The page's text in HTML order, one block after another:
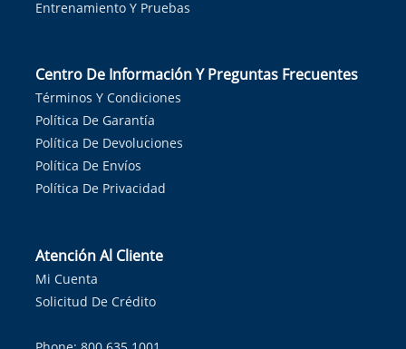
Entrenamiento Y Pruebas
Centro De Información Y Preguntas Frecuentes
Términos Y Condiciones
Política De Garantía
Política De Devoluciones
Política De Envíos
Política De Privacidad
Atención Al Cliente
Mi Cuenta
Solicitud De Crédito